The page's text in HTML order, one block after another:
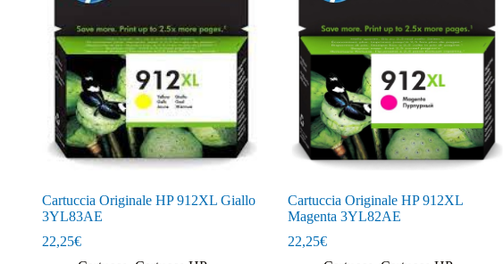
Cartuccia Originale HP 912XL Giallo
3YL83AE
22,25€
Cartuccia Originale HP 912XL
Magenta 3YL82AE
22,25€